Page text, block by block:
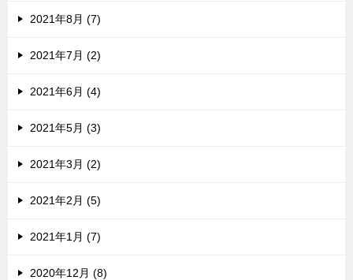
2021年8月 (7)
2021年7月 (2)
2021年6月 (4)
2021年5月 (3)
2021年3月 (2)
2021年2月 (5)
2021年1月 (7)
2020年12月 (8)